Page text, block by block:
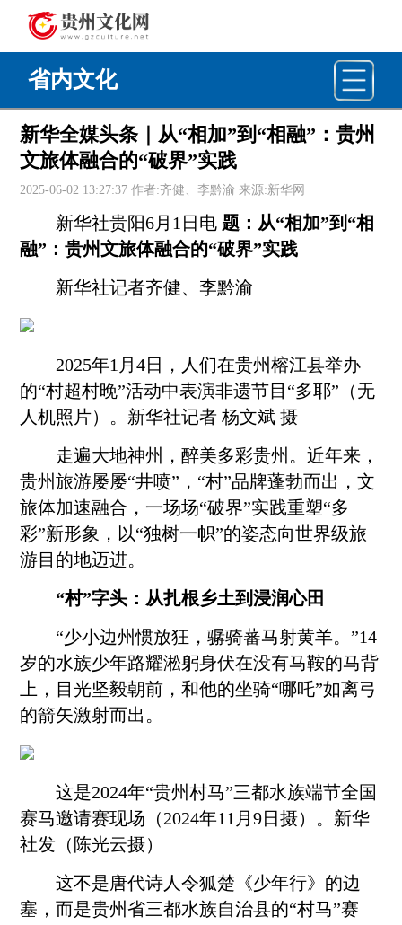
省内文化
新华全媒头条｜从“相加”到“相融”：贵州
文旅体融合的“破界”实践
2025-06-02 13:27:37 作者:齐健、李黔渝 来源:新华网
新华社贵阳6月1日电 题：从“相加”到“相
融”：贵州文旅体融合的“破界”实践
新华社记者齐健、李黔渝
2025年1月4日，人们在贵州榕江县举办
的“村超村晚”活动中表演非遗节目“多耶”（无
人机照片）。新华社记者 杨文斌 摄
走遍大地神州，醉美多彩贵州。近年来，
贵州旅游屡屡“井喷”，“村”品牌蓬勃而出，文
旅体加速融合，一场场“破界”实践重塑“多
彩”新形象，以“独树一帜”的姿态向世界级旅
游目的地迈进。
“村”字头：从扎根乡土到浸润心田
“少小边州惯放狂，骣骑蕃马射黄羊。”14
岁的水族少年路耀淞躬身伏在没有马鞍的马背
上，目光坚毅朝前，和他的坐骑“哪吒”如离弓
的箭矢激射而出。
这是2024年“贵州村马”三都水族端节全国
赛马邀请赛现场（2024年11月9日摄）。新华
社发（陈光云摄）
这不是唐代诗人令狐楚《少年行》的边
塞，而是贵州省三都水族自治县的“村马”赛